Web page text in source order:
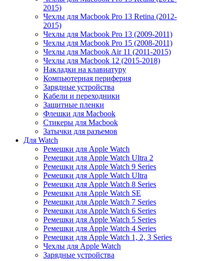
2015)
Чехлы для Macbook Pro 13 Retina (2012-
2015)
Чехлы для Macbook Pro 13 (2009-2011)
Чехлы для Macbook Pro 15 (2008-2011)
Чехлы для Macbook Air 11 (2011-2015)
Чехлы для Macbook 12 (2015-2018)
Накладки на клавиатуру
Компьютерная периферия
Зарядные устройства
Кабели и переходники
Защитные пленки
Флешки для Macbook
Стикеры для Macbook
Затычки для разъемов
Для Watch
Ремешки для Apple Watch
Ремешки для Apple Watch Ultra 2
Ремешки для Apple Watch 9 Series
Ремешки для Apple Watch Ultra
Ремешки для Apple Watch 8 Series
Ремешки для Apple Watch SE
Ремешки для Apple Watch 7 Series
Ремешки для Apple Watch 6 Series
Ремешки для Apple Watch 5 Series
Ремешки для Apple Watch 4 Series
Ремешки для Apple Watch 1, 2, 3 Series
Чехлы для Apple Watch
Зарядные устройства